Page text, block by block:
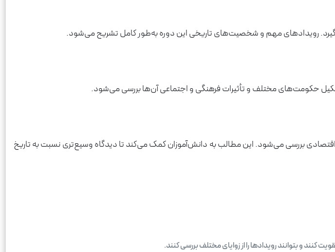
رویدادهای مهم و شخصیت‌های تاریخی این دوره به‌طور کامل تشریح می‌شود.
تشکیل حکومت‌های مختلف و تأثیرات فرهنگی و اجتماعی آن‌ها بررسی می‌شود.
بررسی می‌شود. این مطالب به دانش‌آموزان کمک می‌کند تا دیدگاه وسیع‌تری نسبت به تاریخ
کنند و بتوانند رویدادها را از زوایای مختلف بررسی کنند.